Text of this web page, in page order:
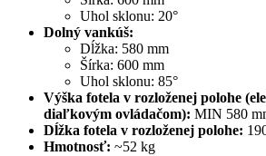
Uhol sklonu: 20°
Dolný vankúš:
Dĺžka: 580 mm
Šírka: 600 mm
Uhol sklonu: 85°
Výška fotela v rozloženej polohe
diaľkovým ovládačom): MIN 580
Dĺžka fotela v rozloženej polohe:
Hmotnosť: ~52 kg